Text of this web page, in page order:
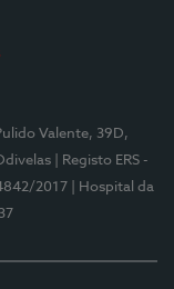
Valente, 39D,
| Registo ERS -
2017
| Hospital da